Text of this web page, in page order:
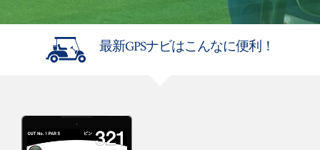
最新GPSナビはこんなに便利！